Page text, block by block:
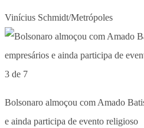
Vinícius Schmidt/Metrópoles
3 de 7
Bolsonaro almoçou com Amado
e ainda participa de evento religioso